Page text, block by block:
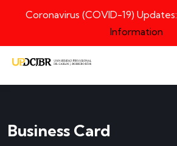
Coronavirus (COVID-19) Updates:
Information
Business Card